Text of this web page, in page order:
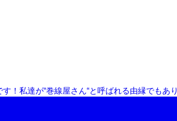
！私達が“巻線屋さん“と呼ばれる由縁でもあり